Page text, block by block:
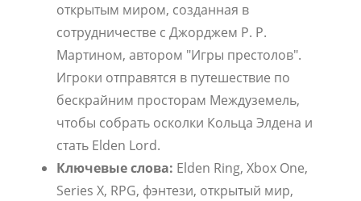
открытым миром, созданная в
сотрудничестве с Джорджем Р. Р.
Мартином, автором "Игры престолов".
Игроки отправятся в путешествие по
бескрайним просторам Междуземель,
чтобы собрать осколки Кольца Элдена и
стать Elden Lord.
Ключевые слова: Elden Ring, Xbox One,
Series X, RPG, фэнтези, открытый мир,